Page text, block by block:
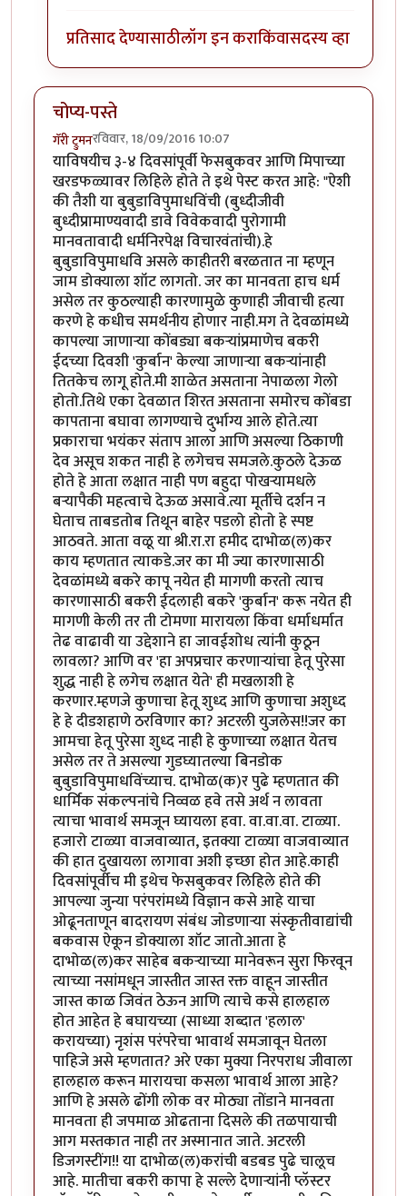
प्रतिसाद देण्यासाठीलॉग इन कराकिंवासदस्य व्हा
चोप्य-पस्ते
गॅरी ट्रुमनरविवार, 18/09/2016 10:07
याविषयीच ३-४ दिवसांपूर्वी फेसबुकवर आणि मिपाच्या
खरडफळ्यावर लिहिले होते ते इथे पेस्ट करत आहे: "ऐशी
की तैशी या बुबुडाविपुमाधविंची (बुध्दीजीवी
बुध्दीप्रामाण्यवादी डावे विवेकवादी पुरोगामी
मानवतावादी धर्मनिरपेक्ष विचारवंतांची).हे
बुबुडाविपुमाधवि असले काहीतरी बरळतात ना म्हणून
जाम डोक्याला शॉट लागतो. जर का मानवता हाच धर्म
असेल तर कुठल्याही कारणामुळे कुणाही जीवाची हत्या
करणे हे कधीच समर्थनीय होणार नाही.मग ते देवळांमध्ये
कापल्या जाणार्‍या कोंबड्या बकर्‍यांप्रमाणेच बकरी
ईदच्या दिवशी 'कुर्बान' केल्या जाणार्‍या बकर्‍यांनाही
तितकेच लागू होते.मी शाळेत असताना नेपाळला गेलो
होतो.तिथे एका देवळात शिरत असताना समोरच कोंबडा
कापताना बघावा लागण्याचे दुर्भाग्य आले होते.त्या
प्रकाराचा भयंकर संताप आला आणि असल्या ठिकाणी
देव असूच शकत नाही हे लगेचच समजले.कुठले देऊळ
होते हे आता लक्षात नाही पण बहुदा पोखर्‍यामधले
बर्‍यापैकी महत्वाचे देऊळ असावे.त्या मूर्तीचे दर्शन न
घेताच ताबडतोब तिथून बाहेर पडलो होतो हे स्पष्ट
आठवते. आता वळू या श्री.रा.रा हमीद दाभोळ(ल)कर
काय म्हणतात त्याकडे.जर का मी ज्या कारणासाठी
देवळांमध्ये बकरे कापू नयेत ही मागणी करतो त्याच
कारणासाठी बकरी ईदलाही बकरे 'कुर्बान' करू नयेत ही
मागणी केली तर ती टोमणा मारायला किंवा धर्माधर्मात
तेढ वाढावी या उद्देशाने हा जावईशोध त्यांनी कुठून
लावला? आणि वर 'हा अपप्रचार करणार्‍यांचा हेतू पुरेसा
शुद्ध नाही हे लगेच लक्षात येते' ही मखलाशी हे
करणार.म्हणजे कुणाचा हेतू शुध्द आणि कुणाचा अशुध्द
हे हे दीडशहाणे ठरविणार का? अटरली युजलेस!!जर का
आमचा हेतू पुरेसा शुध्द नाही हे कुणाच्या लक्षात येतच
असेल तर ते असल्या गुडघ्यातल्या बिनडोक
बुबुडाविपुमाधविंच्याच. दाभोळ(क)र पुढे म्हणतात की
धार्मिक संकल्पनांचे निव्वळ हवे तसे अर्थ न लावता
त्याचा भावार्थ समजून घ्यायला हवा. वा.वा.वा. टाळ्या.
हजारो टाळ्या वाजवाव्यात, इतक्या टाळ्या वाजवाव्यात
की हात दुखायला लागावा अशी इच्छा होत आहे.काही
दिवसांपूर्वीच मी इथेच फेसबुकवर लिहिले होते की
आपल्या जुन्या परंपरांमध्ये विज्ञान कसे आहे याचा
ओढूनताणून बादरायण संबंध जोडणार्‍या संस्कृतीवाद्यांची
बकवास ऐकून डोक्याला शॉट जातो.आता हे
दाभोळ(ल)कर साहेब बकर्‍याच्या मानेवरून सुरा फिरवून
त्याच्या नसांमधून जास्तीत जास्त रक्त वाहून जास्तीत
जास्त काळ जिवंत ठेऊन आणि त्याचे कसे हालहाल
होत आहेत हे बघायच्या (साध्या शब्दात 'हलाल'
करायच्या) नृशंस परंपरेचा भावार्थ समजावून घेतला
पाहिजे असे म्हणतात? अरे एका मुक्या निरपराध जीवाला
हालहाल करून मारायचा कसला भावार्थ आला आहे?
आणि हे असले ढोंगी लोक वर मोठ्या तोंडाने मानवता
मानवता ही जपमाळ ओढताना दिसले की तळपायाची
आग मस्तकात नाही तर अस्मानात जाते. अटरली
डिजगस्टींग!! या दाभोळ(ल)करांची बडबड पुढे चालूच
आहे. मातीचा बकरी कापा हे सल्ले देणार्‍यांनी प्लॅस्टर